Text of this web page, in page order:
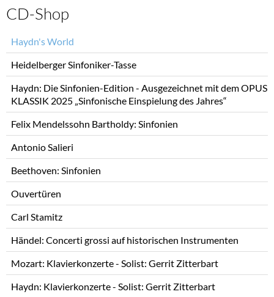
CD-Shop
überspringen
Haydn's World
Heidelberger Sinfoniker-Tasse
Haydn: Die Sinfonien-Edition - Ausgezeichnet mit dem OPUS
KLASSIK 2025 „Sinfonische Einspielung des Jahres“
Felix Mendelssohn Bartholdy: Sinfonien
Antonio Salieri
Beethoven: Sinfonien
Ouvertüren
Carl Stamitz
Händel: Concerti grossi auf historischen Instrumenten
Mozart: Klavierkonzerte - Solist: Gerrit Zitterbart
Haydn: Klavierkonzerte - Solist: Gerrit Zitterbart